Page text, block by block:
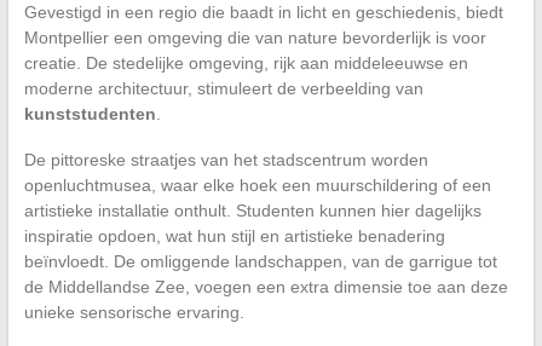
Gevestigd in een regio die baadt in licht en geschiedenis, biedt
Montpellier een omgeving die van nature bevorderlijk is voor
creatie. De stedelijke omgeving, rijk aan middeleeuwse en
moderne architectuur, stimuleert de verbeelding van
kunststudenten
De pittoreske straatjes van het stadscentrum worden
openluchtmusea, waar elke hoek een muurschildering of een
artistieke installatie onthult. Studenten kunnen hier dagelijks
inspiratie opdoen, wat hun stijl en artistieke benadering
beïnvloedt. De omliggende landschappen, van de garrigue tot
de Middellandse Zee, voegen een extra dimensie toe aan deze
unieke sensorische ervaring.